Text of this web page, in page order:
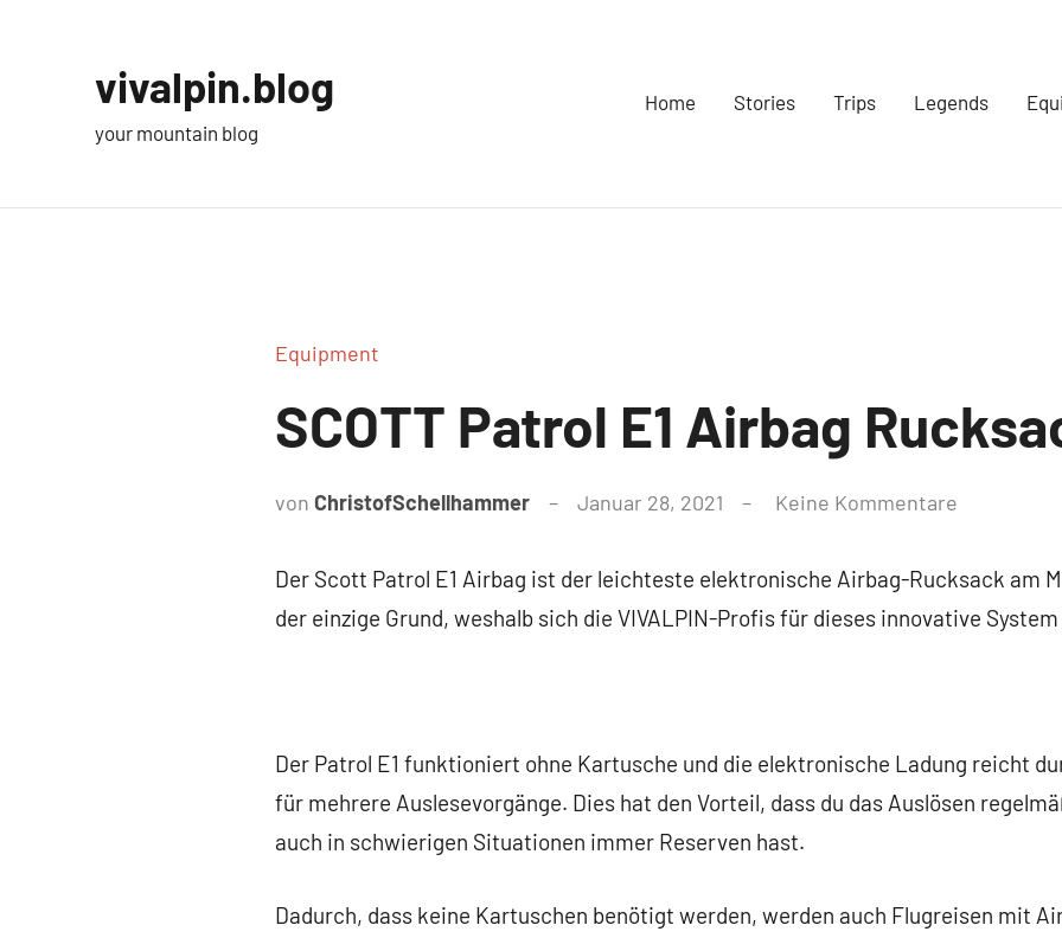
vivalpin.blog
your mountain blog
Home Stories Trips Legends
Equipment
SCOTT Patrol E1 Airbag
von ChristofSchellhammer Januar 28, 2021 Keine Kommentare
Der Scott Patrol E1 Airbag ist der leichteste elektronische Airbag-Rucksack am
der einzige Grund, weshalb sich die VIVALPIN-Profis für dieses innovative
Der Patrol E1 funktioniert ohne Kartusche und die elektronische Ladung reicht
für mehrere Auslesevorgänge. Dies hat den Vorteil, dass du das Auslösen
auch in schwierigen Situationen immer Reserven hast.
Dadurch, dass keine Kartuschen benötigt werden, werden auch Flugreisen mit